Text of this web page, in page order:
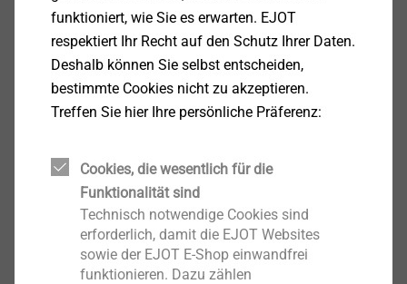
Produkt anzeigen
Bohrschrauben
Produkt anzeigen
funktioniert, wie Sie es erwarten. EJOT
respektiert Ihr Recht auf den Schutz Ihrer Daten.
Deshalb können Sie selbst entscheiden,
bestimmte Cookies nicht zu akzeptieren.
Treffen Sie hier Ihre persönliche Präferenz:
Cookies, die wesentlich für die
Funktionalität sind
Technisch notwendige Cookies sind
erforderlich, damit die EJOT Websites
sowie der EJOT E-Shop einwandfrei
funktionieren. Dazu zählen